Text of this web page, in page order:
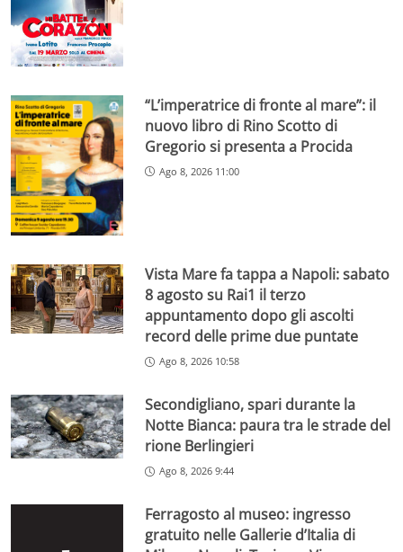
“L’imperatrice di fronte al mare”: il
nuovo libro di Rino Scotto di
Gregorio si presenta a Procida
Ago 8, 2026 11:00
Vista Mare fa tappa a Napoli: sabato
8 agosto su Rai1 il terzo
appuntamento dopo gli ascolti
record delle prime due puntate
Ago 8, 2026 10:58
Secondigliano, spari durante la
Notte Bianca: paura tra le strade del
rione Berlingieri
Ago 8, 2026 9:44
Ferragosto al museo: ingresso
gratuito nelle Gallerie d’Italia di